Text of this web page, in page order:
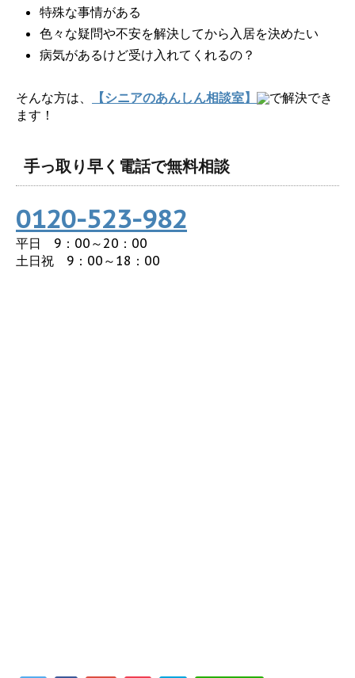
特殊な事情がある
色々な疑問や不安を解決してから入居を決めたい
病気があるけど受け入れてくれるの？
そんな方は、 【シニアのあんしん相談室】
で解決でき
ます！
手っ取り早く電話で無料相談
0120-523-982
平日 9：00～20：00
土日祝 9：00～18：00